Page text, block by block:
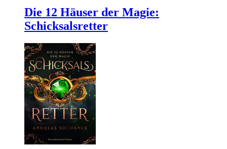
Die 12 Häuser der Magie:
Schicksalsretter